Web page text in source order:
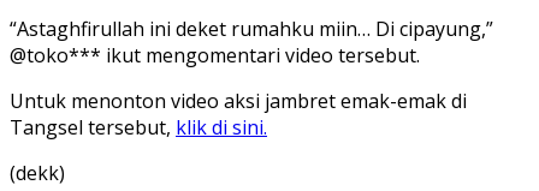
“Astaghfirullah ini deket rumahku miin… Di cipayung,”
@toko*** ikut mengomentari video tersebut.
Untuk menonton video aksi jambret emak-emak di
Tangsel tersebut, klik di sini.
(dekk)